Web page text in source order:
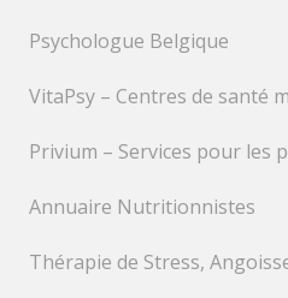
Psychologue Belgique
VitaPsy – Centres de santé
Privium – Services pour les
Annuaire Nutritionnistes
Thérapie de Stress,